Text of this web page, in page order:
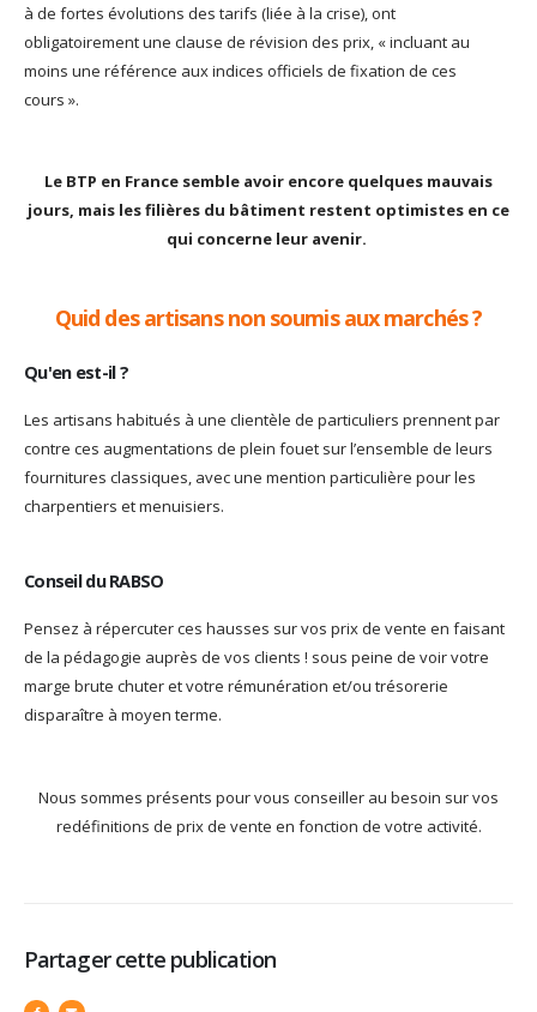
à de fortes évolutions des tarifs (liée à la crise), ont
obligatoirement une clause de révision des prix, « incluant au
moins une référence aux indices officiels de fixation de ces
cours ».
Le BTP en France semble avoir encore quelques mauvais
jours, mais les filières du bâtiment restent optimistes en ce
qui concerne leur avenir.
Quid des artisans non soumis aux marchés ?
Qu'en est-il ?
Les artisans habitués à une clientèle de particuliers prennent par
contre ces augmentations de plein fouet sur l’ensemble de leurs
fournitures classiques, avec une mention particulière pour les
charpentiers et menuisiers.
Conseil du RABSO
Pensez à répercuter ces hausses sur vos prix de vente en faisant
de la pédagogie auprès de vos clients ! sous peine de voir votre
marge brute chuter et votre rémunération et/ou trésorerie
disparaître à moyen terme.
Nous sommes présents pour vous conseiller au besoin sur vos
redéfinitions de prix de vente en fonction de votre activité.
Partager cette publication